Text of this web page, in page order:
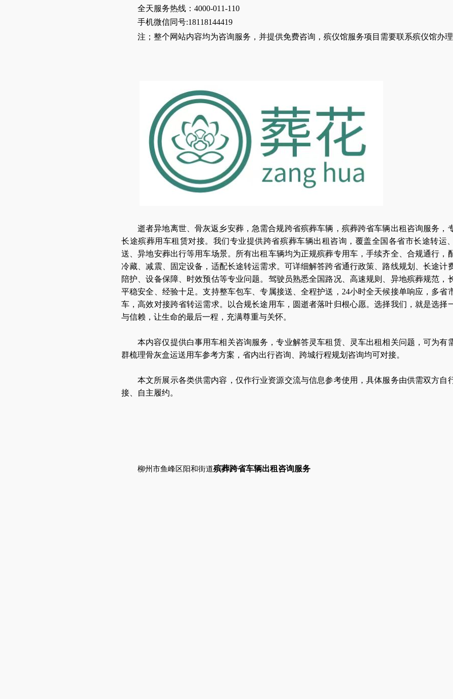
全天服务热线：4000-011-110
手机微信同号:18118144419
注；整个网站内容均为咨询服务，并提供免费咨询，殡仪馆服务项目需要联系殡仪馆办
逝者异地离世、骨灰返乡安葬，急需合规跨省殡葬车辆，殡葬跨省车辆出租咨询服务，
长途殡葬用车租赁对接。我们专业提供跨省殡葬车辆出租咨询，覆盖全国各省市长途转运
送、异地安葬出行等用车场景。所有出租车辆均为正规殡葬专用车，手续齐全、合规通行，
冷藏、减震、固定设备，适配长途转运需求。可详细解答跨省通行政策、路线规划、长途计
陪护、设备保障、时效预估等专业问题。驾驶员熟悉全国路况、高速规则、异地殡葬规范，
平稳安全、经验十足。支持整车包车、专属接送、全程护送，24小时全天候接单响应，多省
车，高效对接跨省转运需求。以合规长途用车，圆逝者落叶归根心愿。选择我们，就是选择
与信赖，让生命的最后一程，充满尊重与关怀。
本内容仅提供白事用车相关咨询服务，专业解答灵车租赁、灵车出租相关问题，可为有
群梳理骨灰盒运送用车参考方案，省内出行咨询、跨城行程规划咨询均可对接。
本文所展示各类供需内容，仅作行业资源交流与信息参考使用，具体服务由供需双方自
接、自主履约。
柳州市鱼峰区阳和街道殡葬跨省车辆出租咨询服务